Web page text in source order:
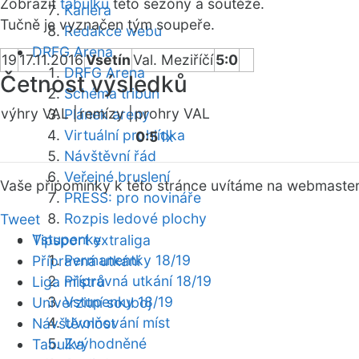
Kariéra
Redakce webu
DRFG Arena
DRFG Arena
Schéma tribun
Plánek areny
Virtuální prohlídka
Návštěvní řád
Veřejné bruslení
PRESS: pro novináře
Rozpis ledové plochy
Vstupenky
Permanentky 18/19
Přípravná utkání 18/19
Vstupenky 18/19
Uvolňování míst
Zvýhodněné
Zobrazit tabulku této sezóny a soutěže.
Tučně je vyznačen tým soupeře.
1917.11.2016VsetínVal. Meziříčí5:0
Četnost výsledků
výhry VAL |remízy |prohry VAL
0:51x
Vaše připomínky k této stránce uvítáme na webmaster
Tweet
Tipsport extraliga
Přípravná utkání
Liga mistrů
Univerzitní souboj
Návštěvnost
Tabulka